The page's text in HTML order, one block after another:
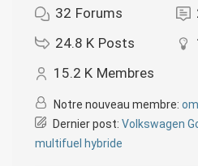
32 Forums
24.8 K Posts
15.2 K Membres
Notre nouveau membre:
Dernier post: Volkswagen
multifuel hybride